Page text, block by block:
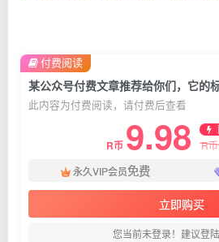
此内容为付费阅读，请付费后查看
R币 9.98 R币
永久VIP会员免费
立即购买
您当前未登录！建议登
付费阅读